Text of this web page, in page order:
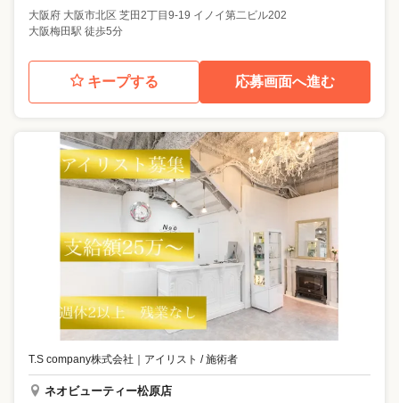
大阪府 大阪市北区 芝田2丁目9-19 イノイ第二ビル202
大阪梅田駅 徒歩5分
キープする 応募画面へ進む
T.S company株式会社 アイリスト / 施術者
ネオビューティー松原店